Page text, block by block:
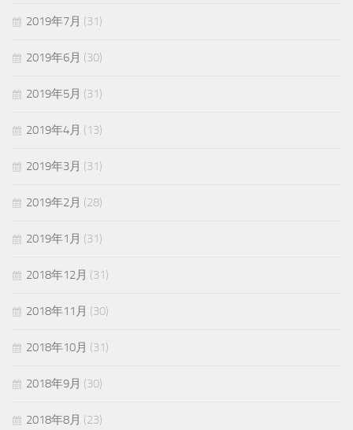
2019年7月 (31)
2019年6月 (30)
2019年5月 (31)
2019年4月 (13)
2019年3月 (31)
2019年2月 (28)
2019年1月 (31)
2018年12月 (31)
2018年11月 (30)
2018年10月 (31)
2018年9月 (30)
2018年8月 (23)